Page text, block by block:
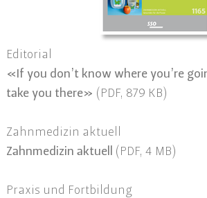
Editorial
«If you don’t know where you’re
take you there» (PDF, 879 KB)
Zahnmedizin aktuell
Zahnmedizin aktuell (PDF, 4 MB)
Praxis und Fortbildung